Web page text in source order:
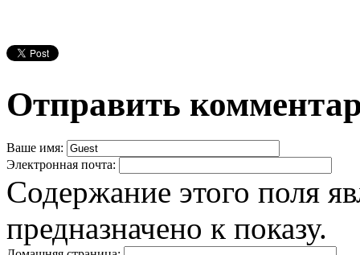
Отправить
Ваше имя:
Электронная почта:
Содержание этого поля
предназначено к показу.